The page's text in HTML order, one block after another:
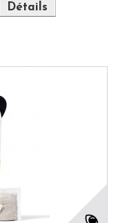
Détails